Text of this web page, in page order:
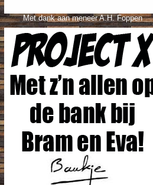
Met dank aan meneer A.H. Foppen